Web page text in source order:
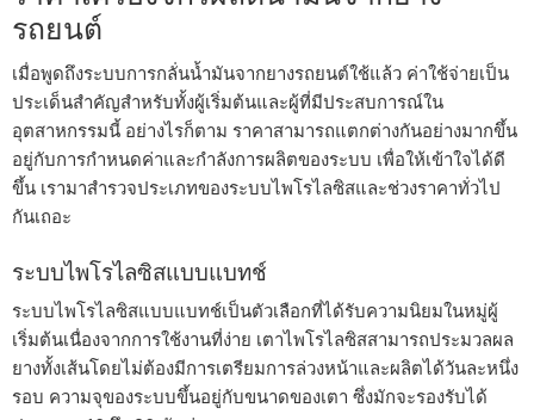
รถยนต์
เมื่อพูดถึงระบบการกลั่นน้ำมันจากยางรถยนต์ใช้แล้ว ค่าใช้จ่ายเป็น
ประเด็นสำคัญสำหรับทั้งผู้เริ่มต้นและผู้ที่มีประสบการณ์ใน
อุตสาหกรรมนี้ อย่างไรก็ตาม ราคาสามารถแตกต่างกันอย่างมากขึ้น
อยู่กับการกำหนดค่าและกำลังการผลิตของระบบ เพื่อให้เข้าใจได้ดี
ขึ้น เรามาสำรวจประเภทของระบบไพโรไลซิสและช่วงราคาทั่วไป
กันเถอะ
ระบบไพโรไลซิสแบบแบทช์
ระบบไพโรไลซิสแบบแบทช์เป็นตัวเลือกที่ได้รับความนิยมในหมู่ผู้
เริ่มต้นเนื่องจากการใช้งานที่ง่าย เตาไพโรไลซิสสามารถประมวลผล
ยางทั้งเส้นโดยไม่ต้องมีการเตรียมการล่วงหน้าและผลิตได้วันละหนึ่ง
รอบ ความจุของระบบขึ้นอยู่กับขนาดของเตา ซึ่งมักจะรองรับได้